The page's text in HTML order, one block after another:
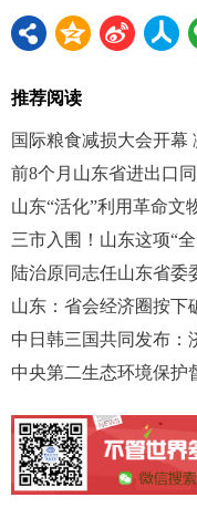
推荐阅读
国际粮食减损大会开幕
前8个月山东省进出口
山东“活化”利用革命文
三市入围！山东这项“
陆治原同志任山东省委
山东：省会经济圈按下
中日韩三国共同发布：
中央第二生态环境保护